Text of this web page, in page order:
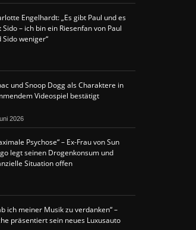
Engelhardt: „Es gibt Paul und es
Sido – ich bin ein Riesenfan von Paul
Sido weniger“
und Snoop Dogg als Charaktere in
Videospiel bestätigt
2026
Psychose“ – Ex-Frau von Sun
legt seinen Drogenkonsum und
Situation offen
ich meiner Musik zu verdanken“ –
präsentiert sein neues Luxusauto